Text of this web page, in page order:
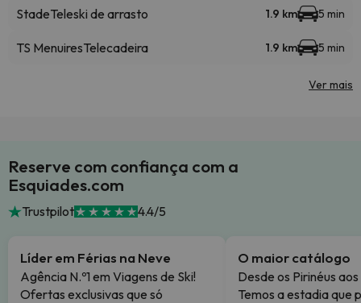
StadeTeleski de arrasto 1.9 km 5 min
TS MenuiresTelecadeira 1.9 km 5 min
Ver mais
Reserve com confiança com a
Esquiades.com
Trustpilot 4.4/5
Líder em Férias na Neve
Agência N.º1 em Viagens de Ski!
Ofertas exclusivas que só
O maior catálogo
Desde os Pirinéus
Temos a estadia que